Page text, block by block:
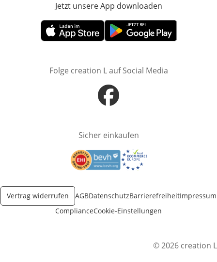
Jetzt unsere App downloaden
Öffnet in neuem FensterÖffnet in neuem Fenster
Folge creation L auf Social Media
Öffnet in neuem Fenster
Sicher einkaufen
Öffnet in neuem FensterÖffnet in neuem Fenster
Vertrag widerrufen AGBDatenschutzBarrierefreiheitImpressum
ComplianceCookie-Einstellungen
© 2026 creation L